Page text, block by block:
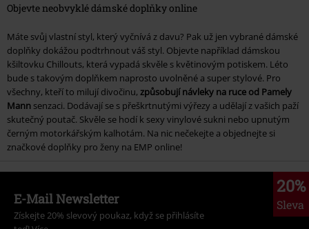
Objevte neobvyklé dámské doplňky online
Máte svůj vlastní styl, který vyčnívá z davu? Pak už jen vybrané dámské
doplňky dokážou podtrhnout váš styl. Objevte například dámskou
kšiltovku Chillouts, která vypadá skvěle s květinovým potiskem. Léto
bude s takovým doplňkem naprosto uvolněné a super stylové. Pro
všechny, kteří to milují divočinu, způsobují návleky na ruce od Pamely
Mann senzaci. Dodávají se s přeškrtnutými výřezy a udělají z vašich paží
skutečný poutač. Skvěle se hodí k sexy vinylové sukni nebo upnutým
černým motorkářským kalhotám. Na nic nečekejte a objednejte si
značkové doplňky pro ženy na EMP online!
20%
Sleva
E-Mail Newsletter
Získejte 20% slevový poukaz, když se přihlásíte